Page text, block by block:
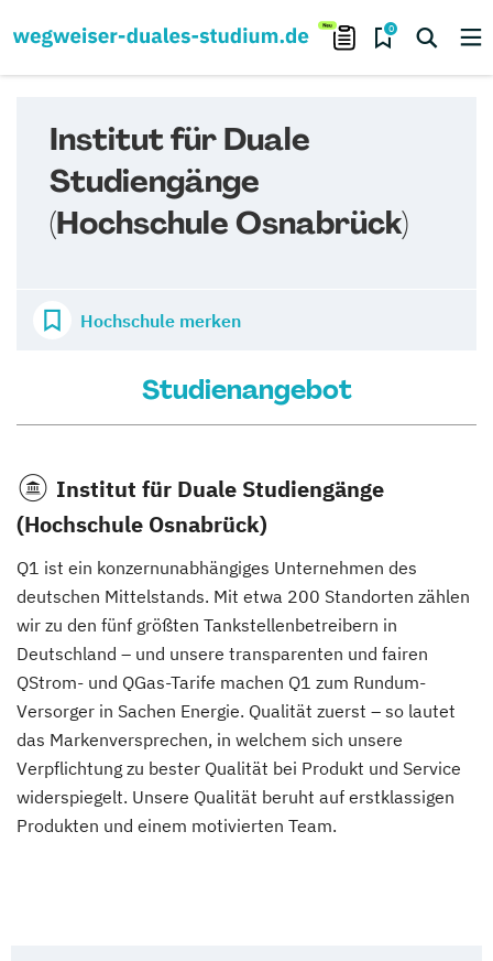
0
Institut für Duale
Studiengänge
(Hochschule Osnabrück)
Hochschule merken
Studienangebot
Institut für Duale Studiengänge
(Hochschule Osnabrück)
Q1 ist ein konzernunabhängiges Unternehmen des
deutschen Mittelstands. Mit etwa 200 Standorten zählen
wir zu den fünf größten Tankstellenbetreibern in
Deutschland – und unsere transparenten und fairen
QStrom- und QGas-Tarife machen Q1 zum Rundum-
Versorger in Sachen Energie. Qualität zuerst – so lautet
das Markenversprechen, in welchem sich unsere
Verpflichtung zu bester Qualität bei Produkt und Service
widerspiegelt. Unsere Qualität beruht auf erstklassigen
Produkten und einem motivierten Team.